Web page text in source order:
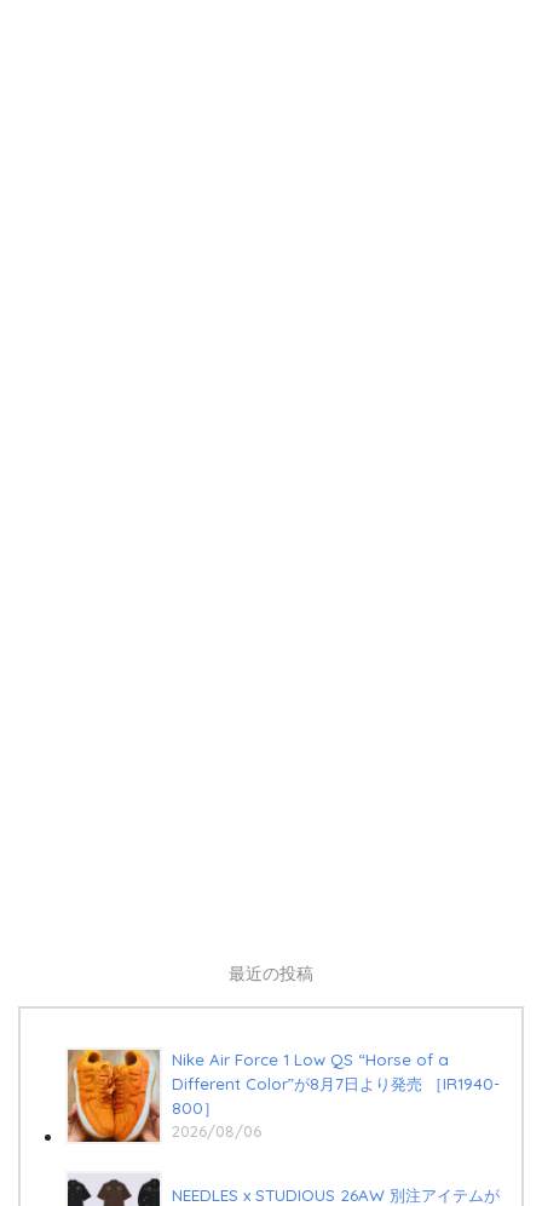
最近の投稿
Nike Air Force 1 Low QS “Horse of a
Different Color”が8月7日より発売 ［IR1940-
800］
2026/08/06
NEEDLES x STUDIOUS 26AW 別注アイテムが